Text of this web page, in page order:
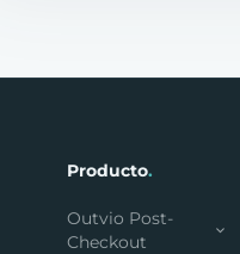
Producto.
Outvio Post-
Checkout